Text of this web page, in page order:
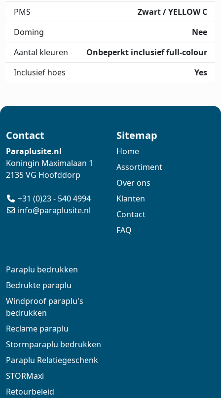
Zwart / YELLOW C
PMS
Nee
Doming
Onbeperkt inclusief full-colour
Aantal kleuren
Yes
Inclusief hoes
Contact
Paraplusite.nl
Koningin Maximalaan 1
2135 VG Hoofddorp
+31 (0)23 - 540 4994
info@paraplusite.nl
Sitemap
Home
Assortiment
Over ons
Klanten
Contact
FAQ
Paraplu bedrukken
Bedrukte paraplu
Windproof paraplu's
bedrukken
Reclame paraplu
Stormparaplu bedrukken
Paraplu Relatiegeschenk
STORMaxi
Retourbeleid